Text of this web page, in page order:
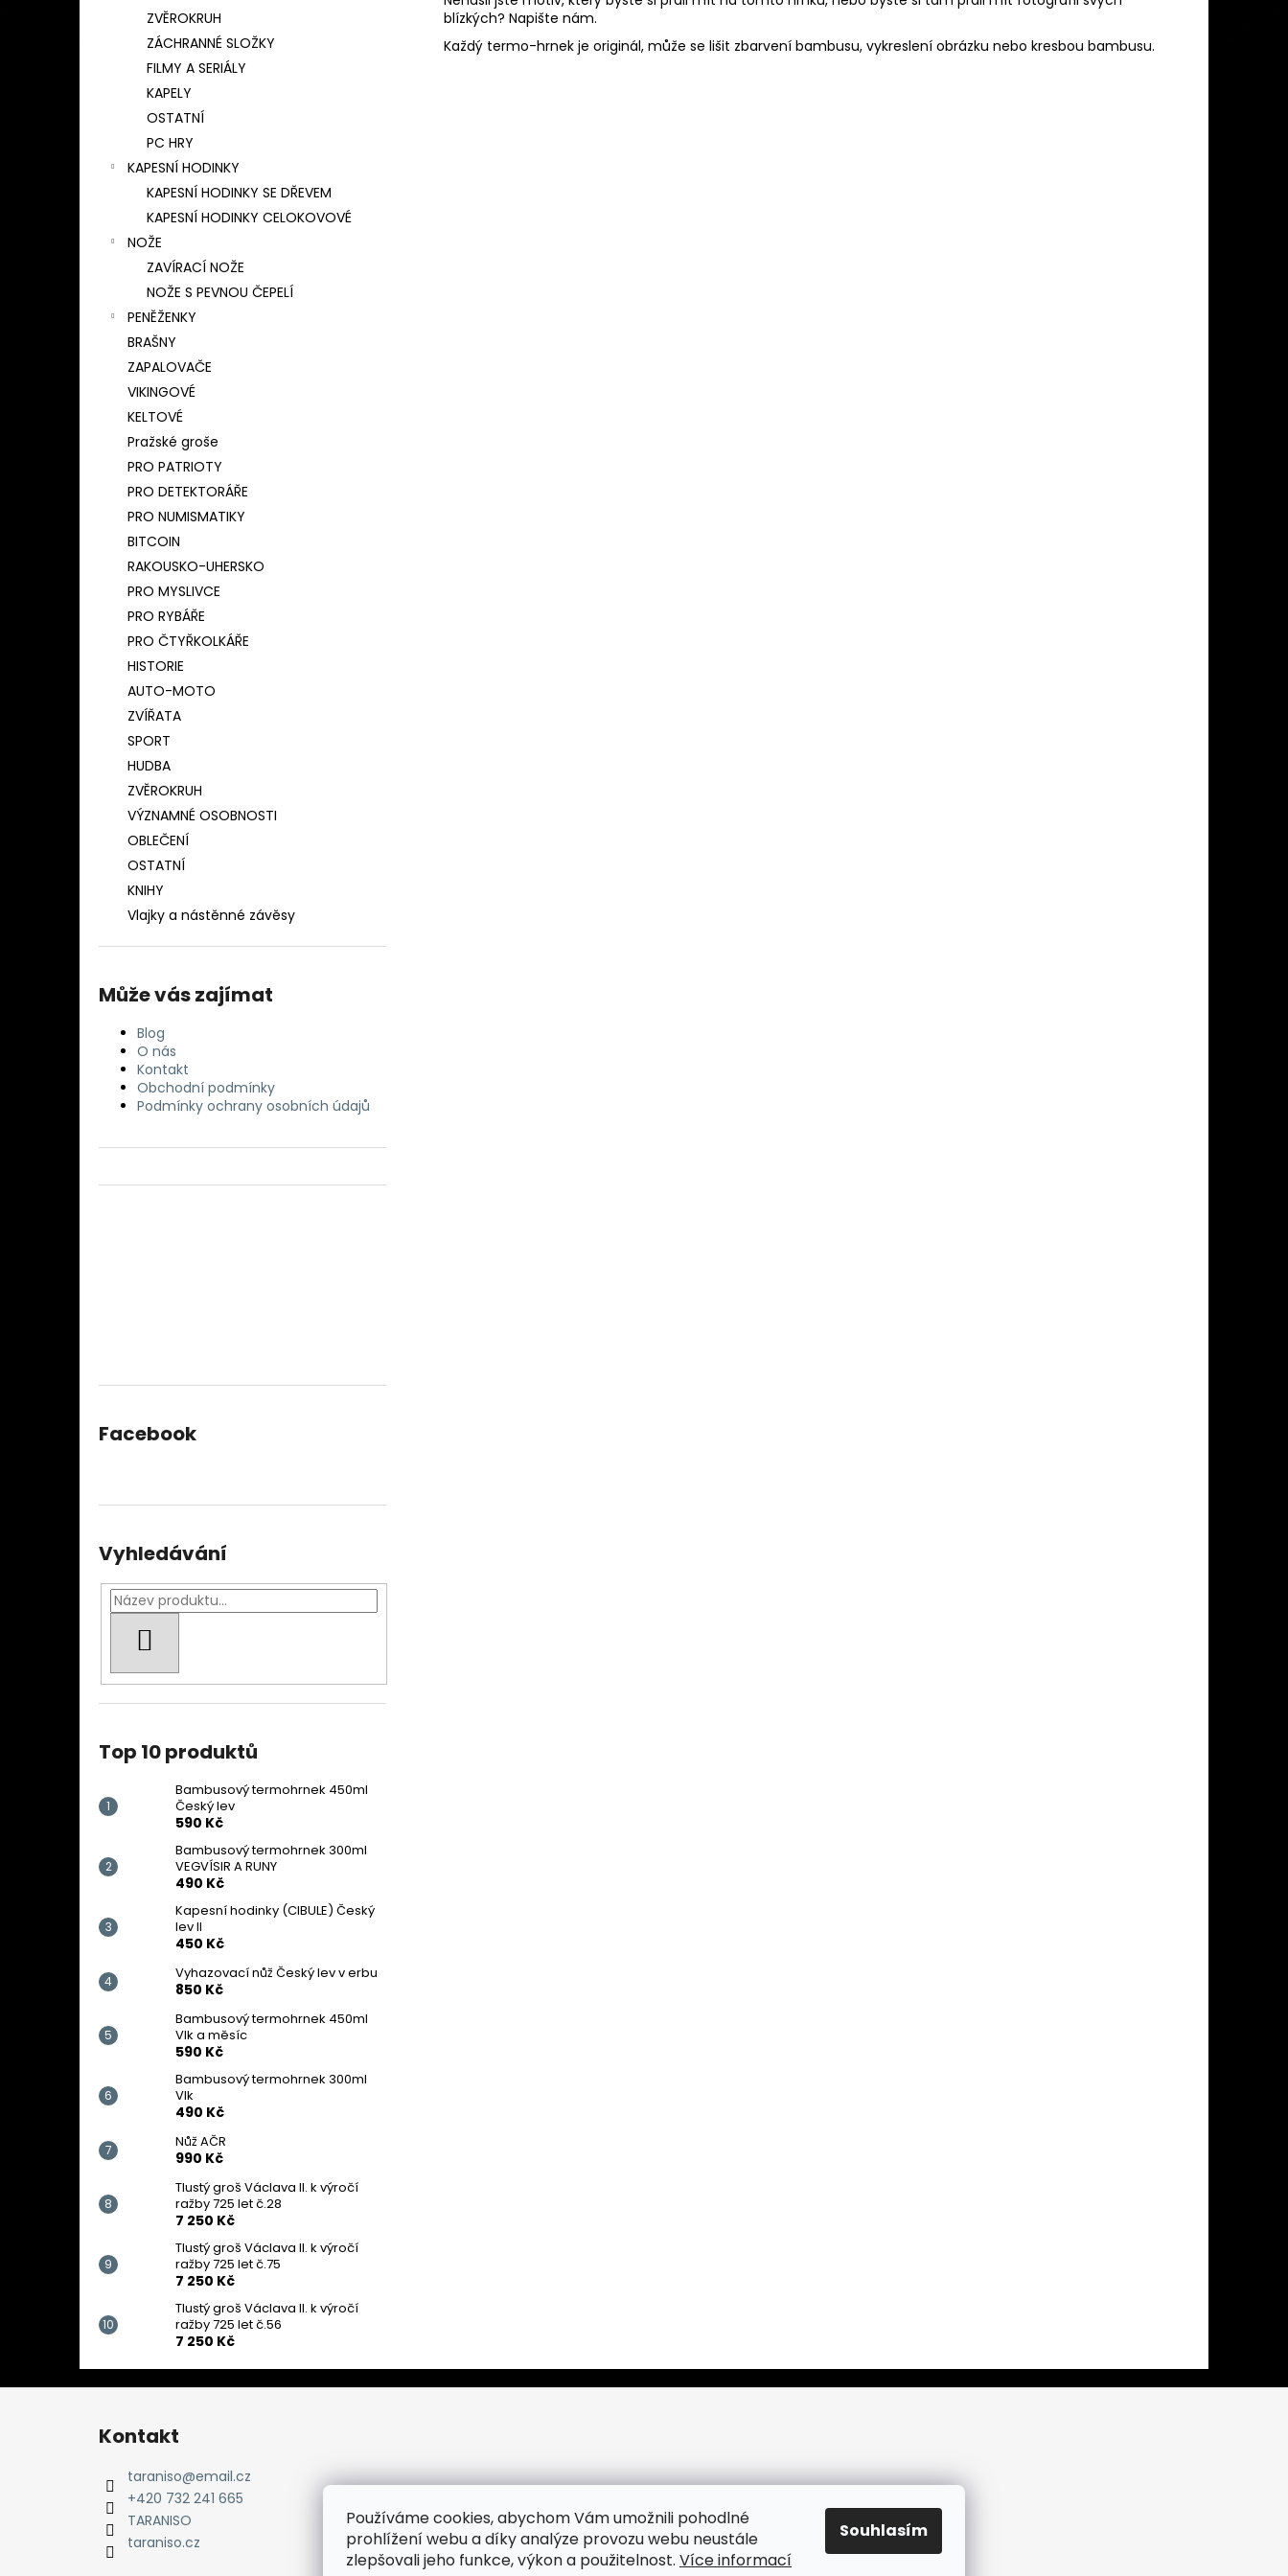
Používáme cookies, abychom Vám umožnili pohodlné
prohlížení webu a díky analýze provozu webu neustále
zlepšovali jeho funkce, výkon a použitelnost. Více informací
Souhlasím
ZVĚROKRUH
ZÁCHRANNÉ SLOŽKY
FILMY A SERIÁLY
KAPELY
OSTATNÍ
PC HRY
KAPESNÍ HODINKY
KAPESNÍ HODINKY SE DŘEVEM
KAPESNÍ HODINKY CELOKOVOVÉ
NOŽE
ZAVÍRACÍ NOŽE
NOŽE S PEVNOU ČEPELÍ
PENĚŽENKY
BRAŠNY
ZAPALOVAČE
VIKINGOVÉ
KELTOVÉ
Pražské groše
PRO PATRIOTY
PRO DETEKTORÁŘE
PRO NUMISMATIKY
BITCOIN
RAKOUSKO-UHERSKO
PRO MYSLIVCE
PRO RYBÁŘE
PRO ČTYŘKOLKÁŘE
HISTORIE
AUTO-MOTO
ZVÍŘATA
SPORT
HUDBA
ZVĚROKRUH
VÝZNAMNÉ OSOBNOSTI
OBLEČENÍ
OSTATNÍ
KNIHY
Vlajky a nástěnné závěsy
Může vás zajímat
Blog
O nás
Kontakt
Obchodní podmínky
Podmínky ochrany osobních údajů
Facebook
Vyhledávání
Top 10 produktů
Bambusový termohrnek 450ml
Český lev
590 Kč
Bambusový termohrnek 300ml
VEGVÍSIR A RUNY
490 Kč
Kapesní hodinky (CIBULE) Český
lev II
450 Kč
Vyhazovací nůž Český lev v erbu
850 Kč
Bambusový termohrnek 450ml
Vlk a měsíc
590 Kč
Bambusový termohrnek 300ml
Vlk
490 Kč
Nůž AČR
990 Kč
Tlustý groš Václava II. k výročí
ražby 725 let č.28
7 250 Kč
Tlustý groš Václava II. k výročí
ražby 725 let č.75
7 250 Kč
Tlustý groš Václava II. k výročí
ražby 725 let č.56
7 250 Kč
blízkých? Napište nám.
Každý termo-hrnek je originál, může se lišit zbarvení bambusu, vykreslení obrázku nebo kresbou bambusu.
Z
Kontakt
taraniso@email.cz
+420 732 241 665
TARANISO
taraniso.cz